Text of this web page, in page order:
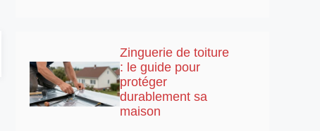
Zinguerie de toiture
: le guide pour
protéger
durablement sa
maison